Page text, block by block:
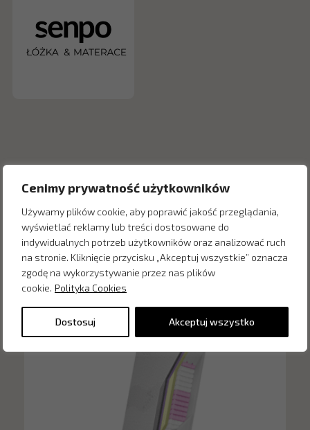
Cenimy prywatność użytkowników
Używamy plików cookie, aby poprawić jakość przeglądania,
wyświetlać reklamy lub treści dostosowane do
indywidualnych potrzeb użytkowników oraz analizować ruch
na stronie. Kliknięcie przycisku „Akceptuj wszystkie” oznacza
zgodę na wykorzystywanie przez nas plików
cookie. Polityka Cookies
Dostosuj Akceptuj wszystko
Inne produkty z kategorii